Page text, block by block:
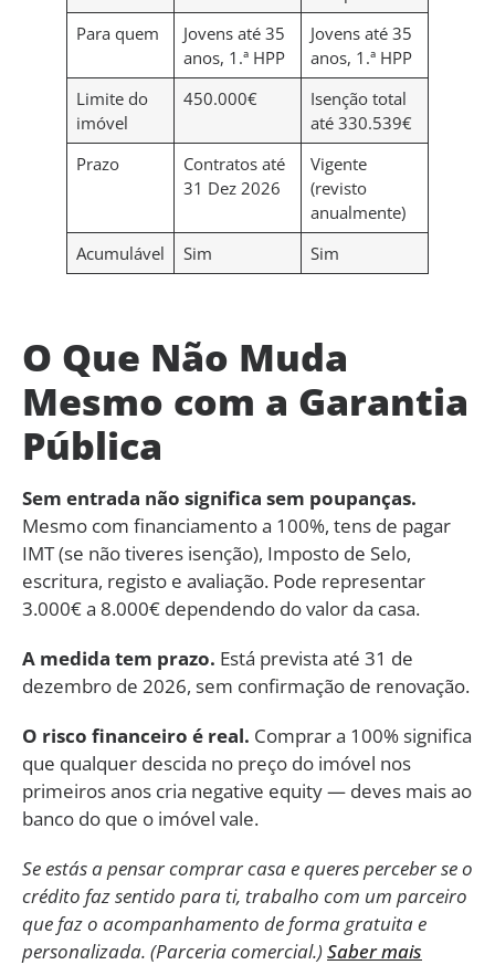
Para quem
Jovens até 35
anos, 1.ª HPP
Jovens até 35
anos, 1.ª HPP
Limite do
imóvel
450.000€
Isenção total
até 330.539€
Prazo
Contratos até
31 Dez 2026
Vigente
(revisto
anualmente)
Acumulável
Sim Sim
O Que Não Muda
Mesmo com a Garantia
Pública
Sem entrada não significa sem poupanças.
Mesmo com financiamento a 100%, tens de pagar
IMT (se não tiveres isenção), Imposto de Selo,
escritura, registo e avaliação. Pode representar
3.000€ a 8.000€ dependendo do valor da casa.
A medida tem prazo. Está prevista até 31 de
dezembro de 2026, sem confirmação de renovação.
O risco financeiro é real. Comprar a 100% significa
que qualquer descida no preço do imóvel nos
primeiros anos cria negative equity — deves mais ao
banco do que o imóvel vale.
Se estás a pensar comprar casa e queres perceber se o
crédito faz sentido para ti, trabalho com um parceiro
que faz o acompanhamento de forma gratuita e
personalizada. (Parceria comercial.)Saber mais